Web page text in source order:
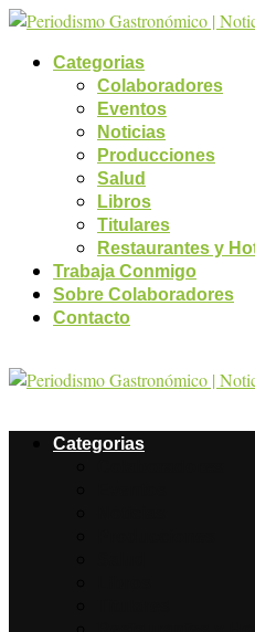
Categorias
Colaboradores
Eventos
Noticias
Producciones
Salud
Libros
Titulares
Restaurantes y
Trabaja Conmigo
Sobre Colaboradores
Contacto
Categorias